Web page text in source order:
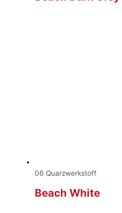
06 Quarzwerkstoff
Beach White